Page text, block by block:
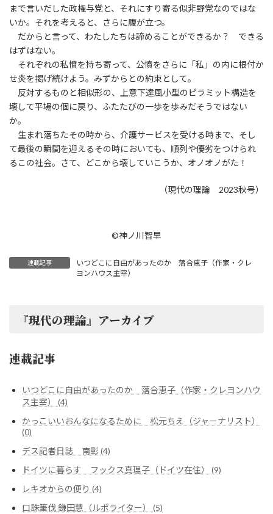
まで言いだした政権与党と、それにすり寄る似非野党なのではな
いか。それを考えると、さらに腹が立つ。
だからと言って、わたしたちは諦めることができるか？ できる
はずはない。
それぞれの私憤を持ち寄って、公憤をさらに「私」の内に根付か
せ炎を掲げ続けよう。みずからとの約束として。
反対するものと相似形の、上意下達風小型のピラミット構造を
壊して平場の個に戻り、ふたたびの一歩を歩みだそうではない
か。
生まれ落ちたその時から、介護サービスを受ける時まで、そし
て最後の瞬間を迎えるその時においても、順列や優劣をつけられ
るこの社会。さて、どこから壊していこうか、オノオノがた！
（現代の理論 2023秋号）
©神ノ川智早
連載記事
いつどこに自由があったのか 落合恵子（作家・クレ
ヨンハウス主宰）
『現代の理論』アーカイブ
連載記事
いつどこに自由があったのか 落合恵子（作家・クレヨンハウ
ス主宰） (4)
かっこいいおんなになるために 松元ちえ（ジャーナリスト）
(0)
デス記者日誌 南彰 (4)
ドイツに暮らす フックス真理子（ドイツ在住） (9)
レキオからの便り (4)
口誅筆伐 鎌田慧（ルポライター） (5)